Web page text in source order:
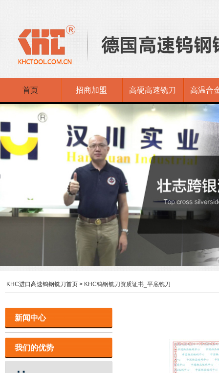
首页 招商加盟 高硬高速铣刀 高温合
KHC进口高速钨钢铣刀首页 > KHC钨钢铣刀资质证书_平底铣刀
新闻中心
我们的优势